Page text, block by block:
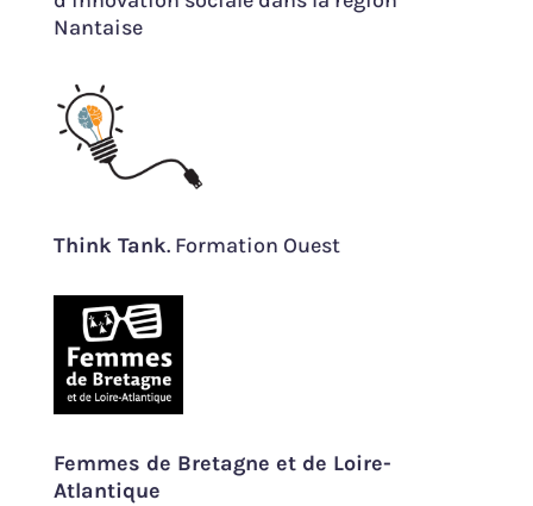
Nantaise
Think Tank. Formation Ouest
Femmes de Bretagne et de Loire-
Atlantique